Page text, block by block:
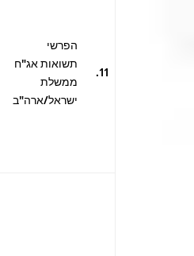
11.
הפרשי
תשואות אג"ח
ממשלת
ישראל/ארה"ב